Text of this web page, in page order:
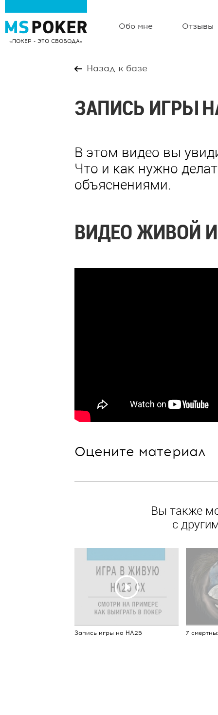
ПОКЕР - ЭТО СВОБОДА
Обо мне Отзывы
Назад к базе
ЗАПИСЬ ИГРЫ
В этом видео вы
Что и как нужно
объяснениями.
ВИДЕО ЖИВОЙ
Оцените материал
Вы также
с
Запись игры на НЛ25 7